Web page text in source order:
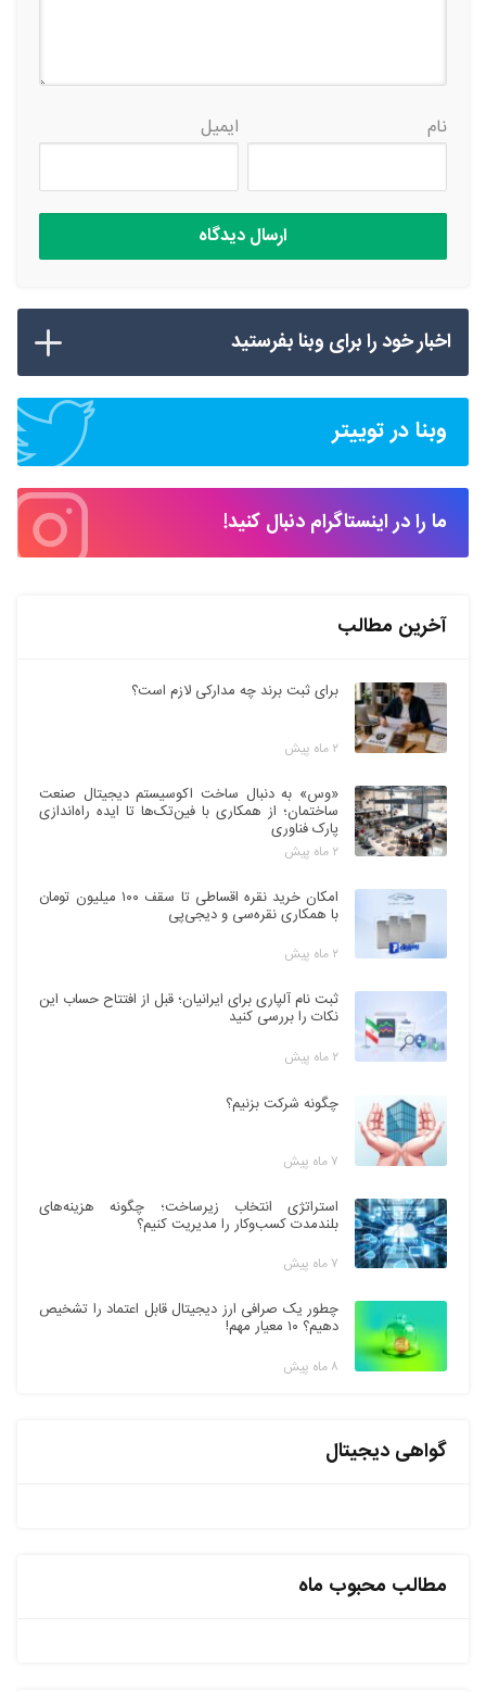
نام ایمیل
اخبار خود را برای وبنا بفرستید
وبنا در توییتر
ما را در اینستاگرام دنبال کنید!
آخرین مطالب
برای ثبت برند چه مدارکی لازم است؟
۲ ماه پیش
«وس» به دنبال ساخت اکوسیستم دیجیتال صنعت
ساختمان؛ از همکاری با فین‌تک‌ها تا ایده راه‌اندازی
پارک فناوری
۲ ماه پیش
امکان خرید نقره اقساطی تا سقف ۱۰۰ میلیون تومان
با همکاری نقره‌سی و دیجی‌پی
۲ ماه پیش
ثبت نام آلپاری برای ایرانیان؛ قبل از افتتاح حساب این
نکات را بررسی کنید
۲ ماه پیش
چگونه شرکت بزنیم؟
۷ ماه پیش
استراتژی انتخاب زیرساخت؛ چگونه هزینه‌های
بلندمدت کسب‌وکار را مدیریت کنیم؟
۷ ماه پیش
چطور یک صرافی ارز دیجیتال قابل اعتماد را تشخیص
دهیم؟ ۱۰ معیار مهم!
۸ ماه پیش
گواهی دیجیتال
مطالب محبوب ماه